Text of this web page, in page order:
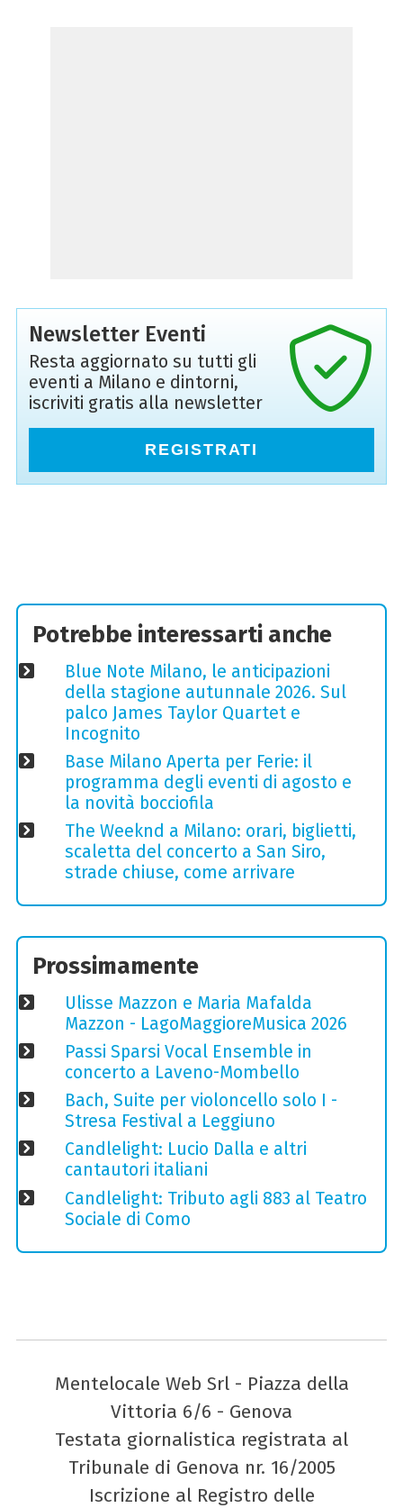
Newsletter Eventi
Resta aggiornato su tutti gli
eventi a Milano e dintorni,
iscriviti gratis alla newsletter
REGISTRATI
Potrebbe interessarti anche
Blue Note Milano, le anticipazioni
della stagione autunnale 2026. Sul
palco James Taylor Quartet e
Incognito
Base Milano Aperta per Ferie: il
programma degli eventi di agosto e
la novità bocciofila
The Weeknd a Milano: orari, biglietti,
scaletta del concerto a San Siro,
strade chiuse, come arrivare
Prossimamente
Ulisse Mazzon e Maria Mafalda
Mazzon - LagoMaggioreMusica 2026
Passi Sparsi Vocal Ensemble in
concerto a Laveno-Mombello
Bach, Suite per violoncello solo I -
Stresa Festival a Leggiuno
Candlelight: Lucio Dalla e altri
cantautori italiani
Candlelight: Tributo agli 883 al Teatro
Sociale di Como
Mentelocale Web Srl - Piazza della
Vittoria 6/6 - Genova
Testata giornalistica registrata al
Tribunale di Genova nr. 16/2005
Iscrizione al Registro delle